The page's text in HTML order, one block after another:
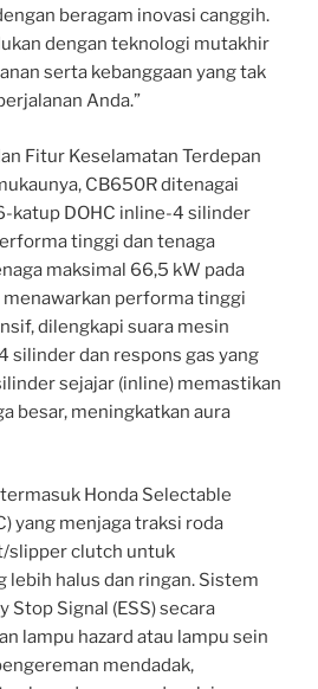
beragam inovasi canggih.
dengan teknologi mutakhir
serta kebanggaan yang tak
Anda.”
Fitur Keselamatan Terdepan
CB650R ditenagai
katup DOHC inline-4 silinder
tinggi dan tenaga
maksimal 66,5 kW pada
performa tinggi
dilengkapi suara mesin
silinder dan respons gas yang
sejajar (inline) memastikan
besar, meningkatkan aura
Honda Selectable
yang menjaga traksi roda
slipper clutch untuk
lebih halus dan ringan. Sistem
Stop Signal (ESS) secara
lampu hazard atau lampu sein
mendadak,